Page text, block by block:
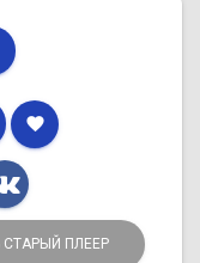
favorite
ПЛЕЕР